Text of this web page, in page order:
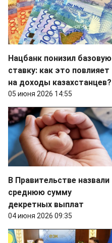
Нацбанк понизил базовую
ставку: как это повлияет
на доходы казахстанцев?
05 июня 2026 14:55
В Правительстве назвали
среднюю сумму
декретных выплат
04 июня 2026 09:35